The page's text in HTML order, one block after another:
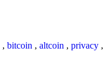
, bitcoin , altcoin , privacy ,